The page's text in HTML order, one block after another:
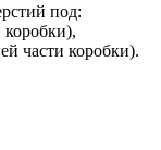
под:
части коробки).